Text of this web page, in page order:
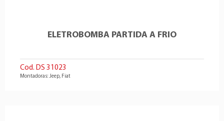
ELETROBOMBA PARTIDA A FRIO
Cod. DS 31023
Montadoras: Jeep, Fiat